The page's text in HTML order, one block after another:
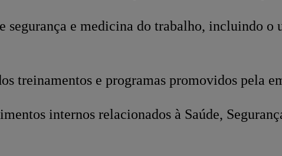
segurança e medicina do trabalho, incluindo o
treinamentos e programas promovidos pela
internos relacionados à Saúde,